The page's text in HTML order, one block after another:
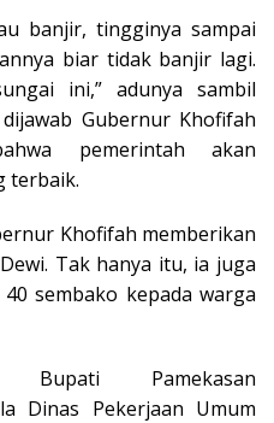
banjir, tingginya sampai
biar tidak banjir lagi.
ini,” adunya sambil
Gubernur Khofifah
pemerintah akan
terbaik.
Khofifah memberikan
Tak hanya itu, ia juga
sembako kepada warga
Bupati Pamekasan
Dinas Pekerjaan Umum